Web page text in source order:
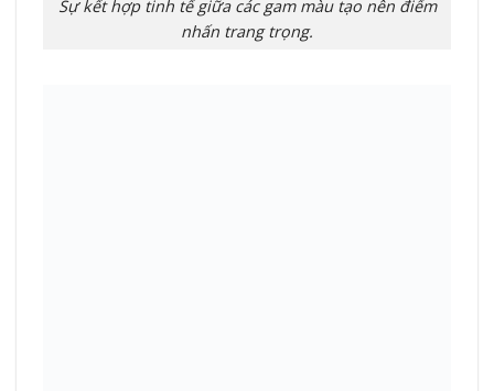
Sự kết hợp tinh tế giữa các gam màu tạo nên điểm
nhấn trang trọng.